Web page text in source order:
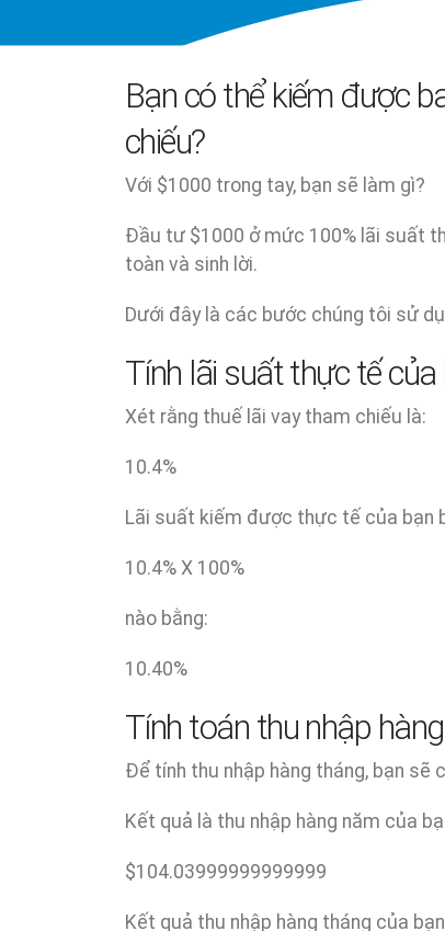
Bạn có thể kiếm được
chiếu?
Với $1000 trong tay, bạn sẽ làm gì?
Đầu tư $1000 ở mức 100% lãi suất
toàn và sinh lời.
Dưới đây là các bước chúng tôi sử
Tính lãi suất thực tế của
Xét rằng thuế lãi vay tham chiếu là:
10.4%
Lãi suất kiếm được thực tế của bạn
10.4% X 100%
nào bằng:
10.40%
Tính toán thu nhập
Để tính thu nhập hàng tháng, bạn sẽ
Kết quả là thu nhập hàng năm của
$104.03999999999999
Kết quả thu nhập hàng tháng của